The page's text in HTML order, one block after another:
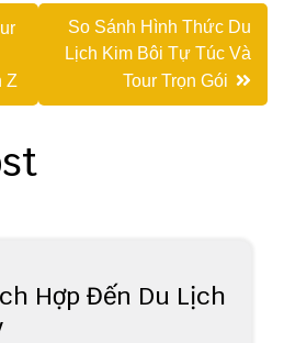
Z
So Sánh Hình Thức Du
Lịch Kim Bôi Tự Túc Và
Tour Trọn Gói
Hợp Đến Du Lịch